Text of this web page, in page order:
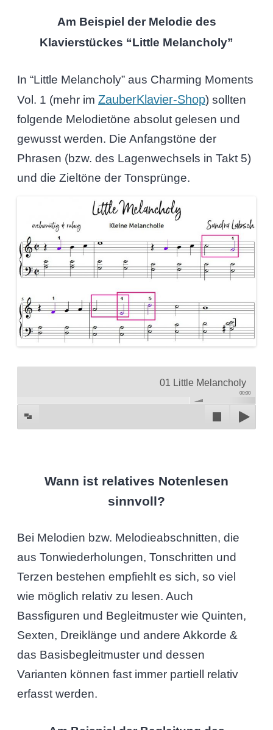
Am Beispiel der Melodie des
Klavierstückes “Little Melancholy”
In “Little Melancholy” aus Charming Moments
Vol. 1 (mehr im ZauberKlavier-Shop) sollten
folgende Melodietöne absolut gelesen und
gewusst werden. Die Anfangstöne der
Phrasen (bzw. des Lagenwechsels in Takt 5)
und die Zieltöne der Tonsprünge.
01 Little Melancholy
00:00
Wann ist relatives Notenlesen
sinnvoll?
Bei Melodien bzw. Melodieabschnitten, die
aus Tonwiederholungen, Tonschritten und
Terzen bestehen empfiehlt es sich, so viel
wie möglich relativ zu lesen. Auch
Bassfiguren und Begleitmuster wie Quinten,
Sexten, Dreiklänge und andere Akkorde &
das Basisbegleitmuster und dessen
Varianten können fast immer partiell relativ
erfasst werden.